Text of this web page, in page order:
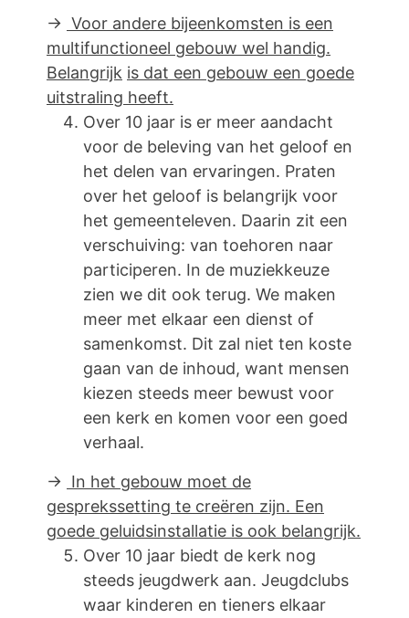
→ Voor andere bijeenkomsten is een
multifunctioneel gebouw wel handig.
Belangrijk is dat een gebouw een goede
uitstraling heeft.
Over 10 jaar is er meer aandacht
voor de beleving van het geloof en
het delen van ervaringen. Praten
over het geloof is belangrijk voor
het gemeenteleven. Daarin zit een
verschuiving: van toehoren naar
participeren. In de muziekkeuze
zien we dit ook terug. We maken
meer met elkaar een dienst of
samenkomst. Dit zal niet ten koste
gaan van de inhoud, want mensen
kiezen steeds meer bewust voor
een kerk en komen voor een goed
verhaal.
→ In het gebouw moet de
gesprekssetting te creëren zijn. Een
goede geluidsinstallatie is ook belangrijk.
Over 10 jaar biedt de kerk nog
steeds jeugdwerk aan. Jeugdclubs
waar kinderen en tieners elkaar